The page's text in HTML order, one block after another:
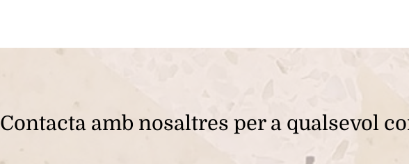
Contacta amb nosaltres per a qualsevol